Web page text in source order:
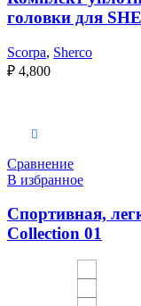
головки для
Scorpa, Sherco
₽ 4,800
Сравнение
В избранное
Спортивная,
Collection 01